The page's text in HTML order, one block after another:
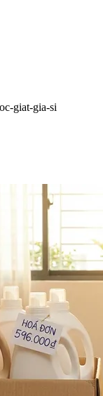
giat-gia-si